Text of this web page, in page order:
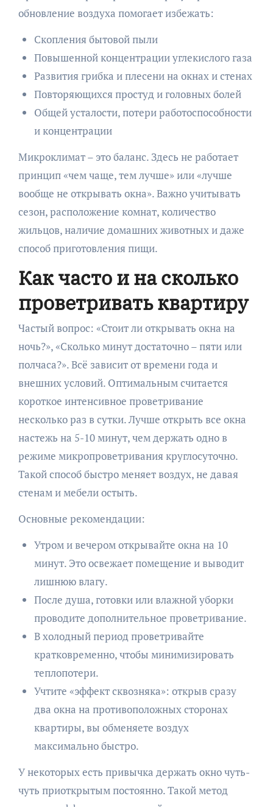
обновление воздуха помогает избежать:
Скопления бытовой пыли
Повышенной концентрации углекислого газа
Развития грибка и плесени на окнах и стенах
Повторяющихся простуд и головных болей
Общей усталости, потери работоспособности
и концентрации
Микроклимат – это баланс. Здесь не работает
принцип «чем чаще, тем лучше» или «лучше
вообще не открывать окна». Важно учитывать
сезон, расположение комнат, количество
жильцов, наличие домашних животных и даже
способ приготовления пищи.
Как часто и на сколько
проветривать квартиру
Частый вопрос: «Стоит ли открывать окна на
ночь?», «Сколько минут достаточно – пяти или
полчаса?». Всё зависит от времени года и
внешних условий. Оптимальным считается
короткое интенсивное проветривание
несколько раз в сутки. Лучше открыть все окна
настежь на 5-10 минут, чем держать одно в
режиме микропроветривания круглосуточно.
Такой способ быстро меняет воздух, не давая
стенам и мебели остыть.
Основные рекомендации:
Утром и вечером открывайте окна на 10
минут. Это освежает помещение и выводит
лишнюю влагу.
После душа, готовки или влажной уборки
проводите дополнительное проветривание.
В холодный период проветривайте
кратковременно, чтобы минимизировать
теплопотери.
Учтите «эффект сквозняка»: открыв сразу
два окна на противоположных сторонах
квартиры, вы обменяете воздух
максимально быстро.
У некоторых есть привычка держать окно чуть-
чуть приоткрытым постоянно. Такой метод